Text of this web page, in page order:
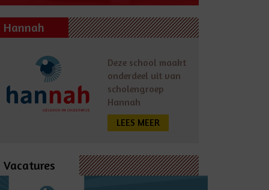
Hannah
Deze school maakt
onderdeel uit van
scholengroep
Hannah
LEES MEER
Vacatures